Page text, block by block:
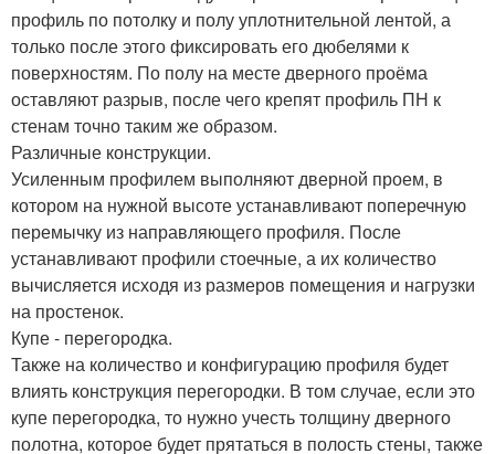
профиль по потолку и полу уплотнительной лентой, а
только после этого фиксировать его дюбелями к
поверхностям. По полу на месте дверного проёма
оставляют разрыв, после чего крепят профиль ПН к
стенам точно таким же образом.
Различные конструкции.
Усиленным профилем выполняют дверной проем, в
котором на нужной высоте устанавливают поперечную
перемычку из направляющего профиля. После
устанавливают профили стоечные, а их количество
вычисляется исходя из размеров помещения и нагрузки
на простенок.
Купе - перегородка.
Также на количество и конфигурацию профиля будет
влиять конструкция перегородки. В том случае, если это
купе перегородка, то нужно учесть толщину дверного
полотна, которое будет прятаться в полость стены, также